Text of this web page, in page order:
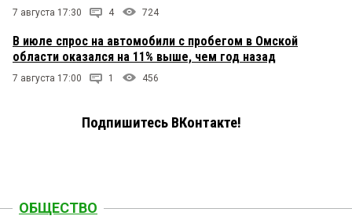
7 августа 17:30 4 724
В июле спрос на автомобили с пробегом в Омской
области оказался на 11% выше, чем год назад
7 августа 17:00 1 456
Подпишитесь ВКонтакте!
ОБЩЕСТВО